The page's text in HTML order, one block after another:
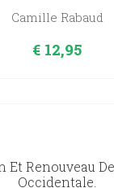
Camille Rabaud
€ 12,95
Et Renouveau
Occidentale.